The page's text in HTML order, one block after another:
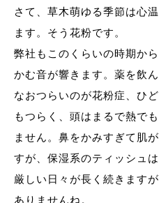
さて、草木萌ゆる季節は心
ます。そう花粉です。
弊社もこのくらいの時期か
かむ音が響きます。薬を飲
なおつらいのが花粉症、ひ
もつらく、頭はまるで熱で
ません。鼻をかみすぎて肌
すが、保湿系のティッシュ
厳しい日々が長く続きます
ありませんね。